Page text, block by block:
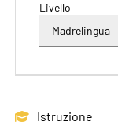
Livello
Istruzione